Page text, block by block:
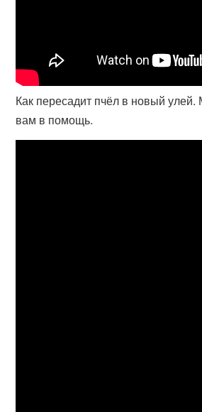
Как пересадит пчёл в новый
вам в помощь.